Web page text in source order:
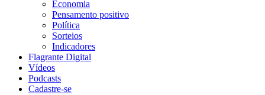
Economia
Pensamento positivo
Política
Sorteios
Indicadores
Flagrante Digital
Vídeos
Podcasts
Cadastre-se